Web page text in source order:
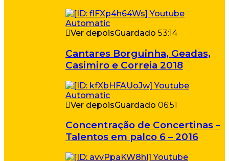
Ver depoisGuardado 53:14
Cantares Borguinha, Geadas,
Casimiro e Correia 2018
Ver depoisGuardado 06:51
Concentração de Concertinas –
Talentos em palco 6 – 2016